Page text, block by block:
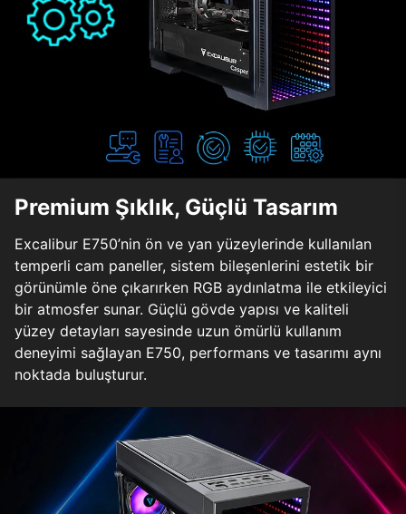
Premium Şıklık, Güçlü Tasarım
Excalibur E750’nin ön ve yan yüzeylerinde kullanılan
temperli cam paneller, sistem bileşenlerini estetik bir
görünümle öne çıkarırken RGB aydınlatma ile etkileyici
bir atmosfer sunar. Güçlü gövde yapısı ve kaliteli
yüzey detayları sayesinde uzun ömürlü kullanım
deneyimi sağlayan E750, performans ve tasarımı aynı
noktada buluşturur.